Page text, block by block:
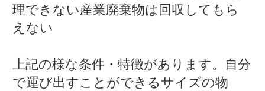
理できない産業廃棄物は回収してもら
えない
上記の様な条件・特徴があります。自分
で運び出すことができるサイズの物